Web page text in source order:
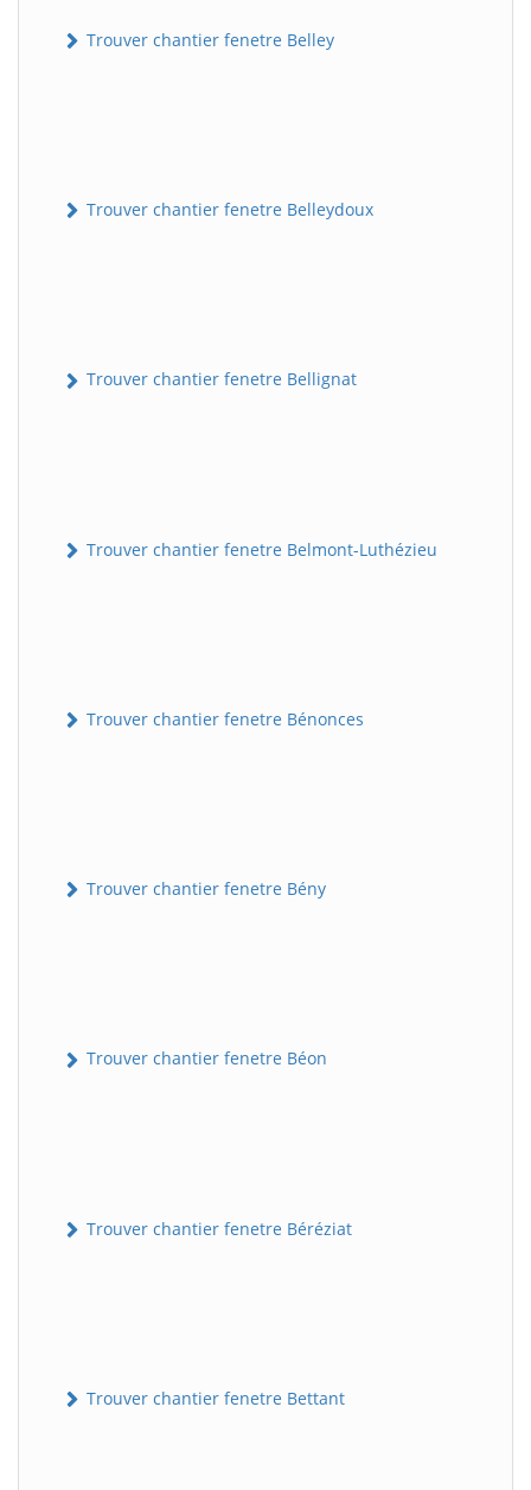
Trouver chantier fenetre Belley
Trouver chantier fenetre Belleydoux
Trouver chantier fenetre Bellignat
Trouver chantier fenetre Belmont-Luthézieu
Trouver chantier fenetre Bénonces
Trouver chantier fenetre Bény
Trouver chantier fenetre Béon
Trouver chantier fenetre Béréziat
Trouver chantier fenetre Bettant